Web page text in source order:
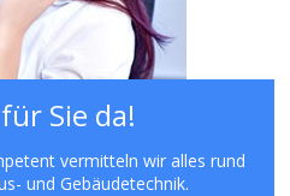
Sie da!
vermitteln wir alles rund
und Gebäudetechnik.